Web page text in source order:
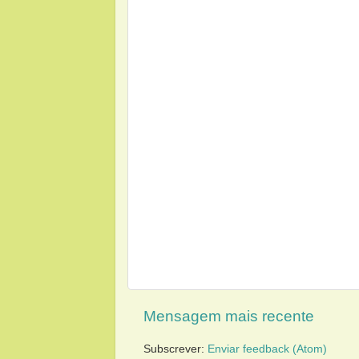
Mensagem mais recente
Subscrever: Enviar feedback (Atom)